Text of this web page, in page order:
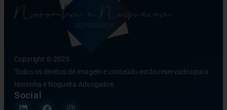
Copyright © 2025
Todos os direitos de imagem e conteúdo estão reservados para
Noronha e Nogueira Advogados.
Social